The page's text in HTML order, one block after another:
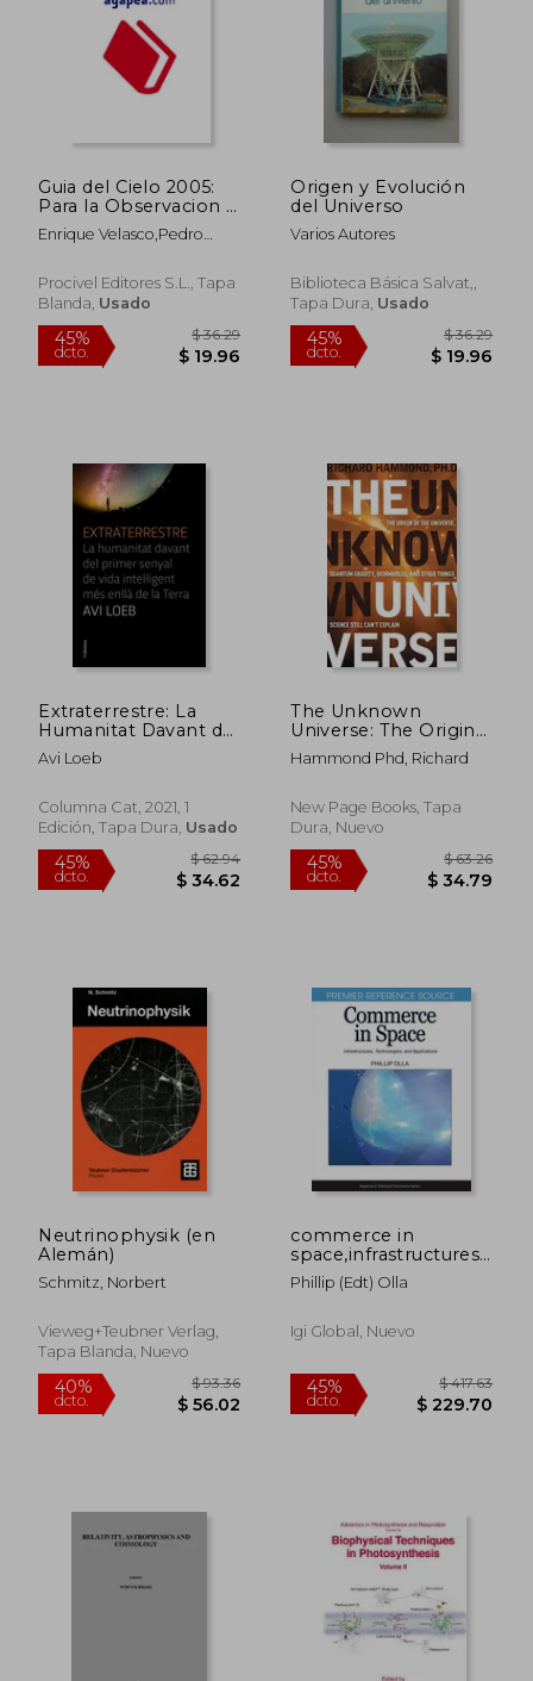
dcto. $ 213.52 dcto.
45% 45%
dcto.
Guia del Cielo 2005:
Para la Observacion a
Simple Vista de
Conste Laciones y
Eclipses y Lluvias de
Meteoros
Enrique Velasco,Pedro
Procivel Editores S.L., Tapa
Blanda, Usado
Origen y Evolución
del Universo
Varios Autores
Biblioteca Básica Salvat,,
Tapa Dura, Usado
45%
dcto.
Extraterrestre: La
Humanitat Davant del
Primer Senyal de Vida
Intel·Ligent més Anllà
Columna) (en
Catalán)
Avi Loeb
Columna Cat, 2021, 1
Edición, Tapa Dura, Usado
The Unknown
Universe: The Origin
of the Universe,
Quantum Gravity,
Other Things Science
Still Can't Explain (en
Hammond Phd, Richard
New Page Books, Tapa
Dura, Nuevo
Neutrinophysik (en
Alemán)
Schmitz, Norbert
Vieweg+teubner Verlag,
Tapa Blanda, Nuevo
commerce in
space,infrastructures,
technologies and
applications
Phillip (edt) Olla
Igi Global, Nuevo